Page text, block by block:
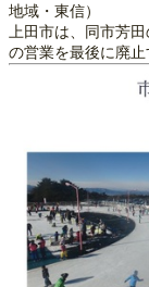
地域・東信）
上田市は、同市芳
の営業を最後に廃止